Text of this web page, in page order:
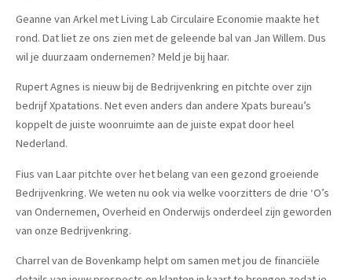
Geanne van Arkel met Living Lab Circulaire Economie maakte het
rond. Dat liet ze ons zien met de geleende bal van Jan Willem. Dus
wil je duurzaam ondernemen? Meld je bij haar.
Rupert Agnes is nieuw bij de Bedrijvenkring en pitchte over zijn
bedrijf Xpatations. Net even anders dan andere Xpats bureau’s
koppelt de juiste woonruimte aan de juiste expat door heel
Nederland.
Fius van Laar pitchte over het belang van een gezond groeiende
Bedrijvenkring. We weten nu ook via welke voorzitters de drie ‘O’s
van Ondernemen, Overheid en Onderwijs onderdeel zijn geworden
van onze Bedrijvenkring.
Charrel van de Bovenkamp helpt om samen met jou de financiële